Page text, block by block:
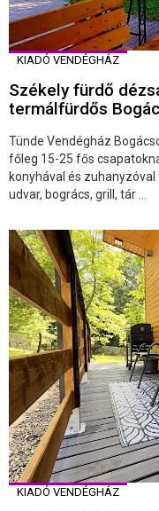
KIADÓ VENDÉGHÁZ
Székely fürdő
termálfürdős
Tünde Vendégház
főleg 15-25 fős
konyhával és
udvar, bogrács, grill, tár ...
KIADÓ VENDÉGHÁZ